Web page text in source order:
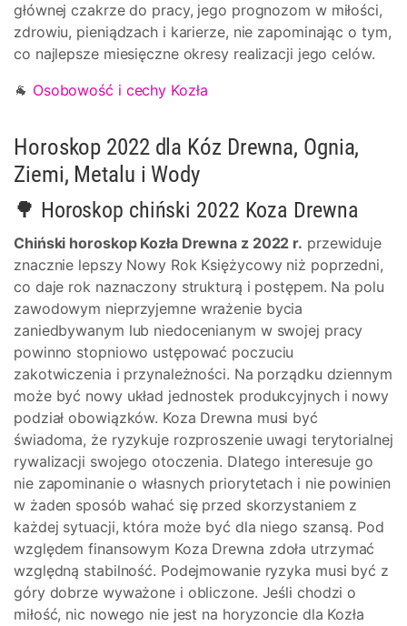
głównej czakrze do pracy, jego prognozom w miłości,
zdrowiu, pieniądzach i karierze, nie zapominając o tym,
co najlepsze miesięczne okresy realizacji jego celów.
🐐 Osobowość i cechy Kozła
Horoskop 2022 dla Kóz Drewna, Ognia,
Ziemi, Metalu i Wody
🌳 Horoskop chiński 2022 Koza Drewna
Chiński horoskop Kozła Drewna z 2022 r. przewiduje
znacznie lepszy Nowy Rok Księżycowy niż poprzedni,
co daje rok naznaczony strukturą i postępem. Na polu
zawodowym nieprzyjemne wrażenie bycia
zaniedbywanym lub niedocenianym w swojej pracy
powinno stopniowo ustępować poczuciu
zakotwiczenia i przynależności. Na porządku dziennym
może być nowy układ jednostek produkcyjnych i nowy
podział obowiązków. Koza Drewna musi być
świadoma, że ​​ryzykuje rozproszenie uwagi terytorialnej
rywalizacji swojego otoczenia. Dlatego interesuje go
nie zapominanie o własnych priorytetach i nie powinien
w żaden sposób wahać się przed skorzystaniem z
każdej sytuacji, która może być dla niego szansą. Pod
względem finansowym Koza Drewna zdoła utrzymać
względną stabilność. Podejmowanie ryzyka musi być z
góry dobrze wyważone i obliczone. Jeśli chodzi o
miłość, nic nowego nie jest na horyzoncie dla Kozła